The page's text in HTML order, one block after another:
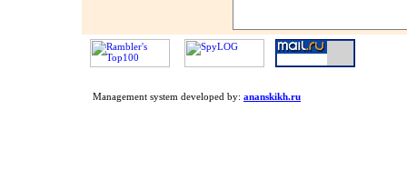
Management system developed by: ananskikh.ru